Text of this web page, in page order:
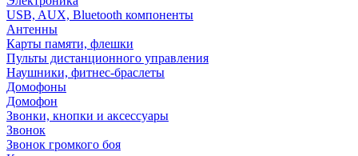
USB, AUX, Bluetooth компоненты
Антенны
Карты памяти, флешки
Пульты дистанционного управления
Наушники, фитнес-браслеты
Домофоны
Домофон
Звонки, кнопки и аксессуары
Звонок
Звонок громкого боя